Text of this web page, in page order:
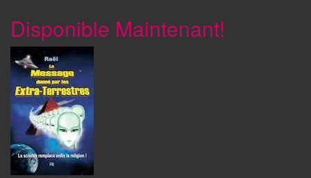
Disponible Maintenant!